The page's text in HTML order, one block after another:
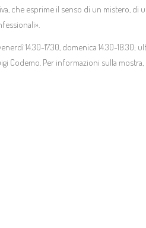
che esprime il senso di un mistero, di
14.30-17.30, domenica 14.30-
Codemo. Per informazioni sulla